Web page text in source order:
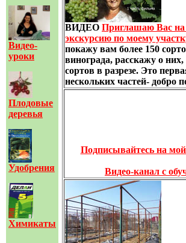
Видео-
уроки
Плодовые
деревья
Удобрения
Химикаты
ВИДЕО Приглашаю Вас
экскурсию по моему
покажу вам более 150
винограда, расскажу о
сортов в разрезе. Это
нескольких частей- добро
Подписывайтесь на
Видео-канал с